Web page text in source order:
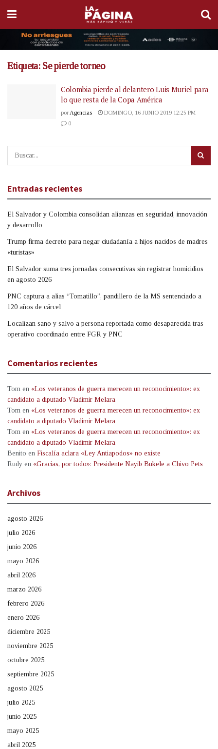
Etiqueta: Se pierde torneo
Colombia pierde al delantero Luis Muriel para
lo que resta de la Copa América
por Agencias
DOMINGO, 16 JUNIO 2019 12:25 PM
0
Entradas recientes
El Salvador y Colombia consolidan alianzas en seguridad, innovación
y desarrollo
Trump firma decreto para negar ciudadanía a hijos nacidos de madres
«turistas»
El Salvador suma tres jornadas consecutivas sin registrar homicidios
en agosto 2026
PNC captura a alias “Tomatillo”, pandillero de la MS sentenciado a
120 años de cárcel
Localizan sano y salvo a persona reportada como desaparecida tras
operativo coordinado entre FGR y PNC
Comentarios recientes
Tom en «Los veteranos de guerra merecen un reconocimiento»: ex
candidato a diputado Vladimir Melara
Tom en «Los veteranos de guerra merecen un reconocimiento»: ex
candidato a diputado Vladimir Melara
Tom en «Los veteranos de guerra merecen un reconocimiento»: ex
candidato a diputado Vladimir Melara
Benito en Fiscalía aclara «Ley Antiapodos» no existe
Rudy en «Gracias, por todo»: Presidente Nayib Bukele a Chivo Pets
Archivos
agosto 2026
julio 2026
junio 2026
mayo 2026
abril 2026
marzo 2026
febrero 2026
enero 2026
diciembre 2025
noviembre 2025
octubre 2025
septiembre 2025
agosto 2025
julio 2025
junio 2025
mayo 2025
abril 2025